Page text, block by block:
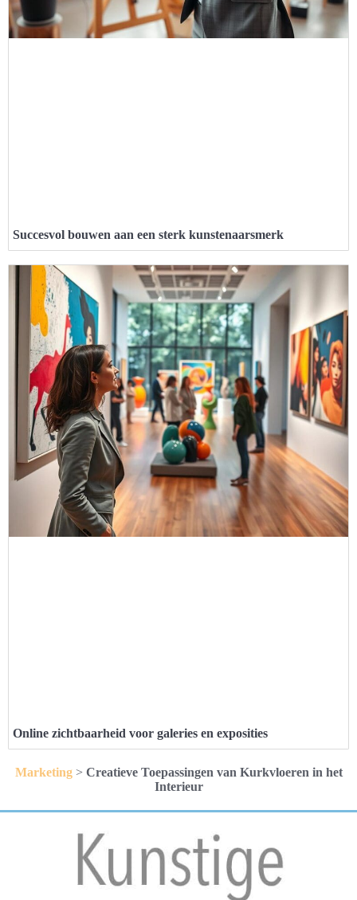
Succesvol bouwen aan een sterk kunstenaarsmerk
Online zichtbaarheid voor galeries en exposities
Marketing> Creatieve Toepassingen van Kurkvloeren in het
Interieur